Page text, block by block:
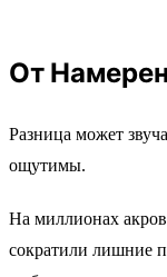
От
Разница может
ощутимы.
На миллионах
сократили лишние